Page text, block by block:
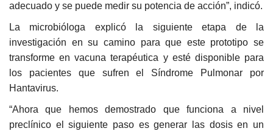
adecuado y se puede medir su potencia de acción”, indicó.
La microbióloga explicó la siguiente etapa de la
investigación en su camino para que este prototipo se
transforme en vacuna terapéutica y esté disponible para
los pacientes que sufren el Síndrome Pulmonar por
Hantavirus.
“Ahora que hemos demostrado que funciona a nivel
preclínico el siguiente paso es generar las dosis en un